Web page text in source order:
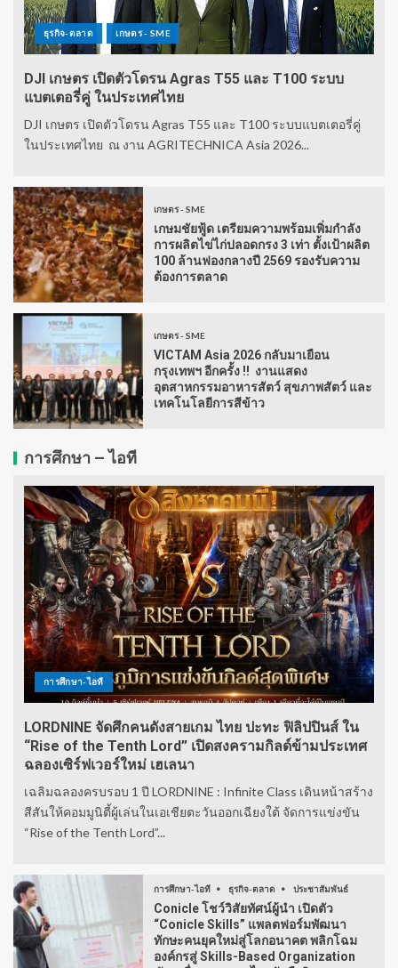
ธุรกิจ-ตลาด เกษตร - SME
DJI เกษตร เปิดตัวโดรน Agras T55 และ T100 ระบบ
แบตเตอรี่คู่ ในประเทศไทย
DJI เกษตร เปิดตัวโดรน Agras T55 และ T100 ระบบแบตเตอรี่คู่
ในประเทศไทย ณ งาน AGRITECHNICA Asia 2026...
เกษตร - SME
เกษมชัยฟู้ด เตรียมความพร้อมเพิ่มกำลัง
การผลิตไข่ไก่ปลอดกรง 3 เท่า ตั้งเป้าผลิต
100 ล้านฟองกลางปี 2569 รองรับความ
ต้องการตลาด
เกษตร - SME
VICTAM Asia 2026 กลับมาเยือน
กรุงเทพฯ อีกครั้ง !! งานแสดง
อุตสาหกรรมอาหารสัตว์ สุขภาพสัตว์ และ
เทคโนโลยีการสีข้าว
การศึกษา – ไอที
การศึกษา-ไอที
LORDNINE จัดศึกคนดังสายเกม ไทย ปะทะ ฟิลิปปินส์ ใน
“Rise of the Tenth Lord” เปิดสงครามกิลด์ข้ามประเทศ
ฉลองเซิร์ฟเวอร์ใหม่ เฮเลนา
เฉลิมฉลองครบรอบ 1 ปี LORDNINE : Infinite Class เดินหน้าสร้าง
สีสันให้คอมมูนิตี้ผู้เล่นในเอเชียตะวันออกเฉียงใต้ จัดการแข่งขัน
“Rise of the Tenth Lord”...
การศึกษา-ไอที ธุรกิจ-ตลาด ประชาสัมพันธ์
Conicle โชว์วิสัยทัศน์ผู้นำ เปิดตัว
“Conicle Skills” แพลตฟอร์มพัฒนา
ทักษะคนยุคใหม่สู่โลกอนาคต พลิกโฉม
องค์กรสู่ Skills-Based Organization